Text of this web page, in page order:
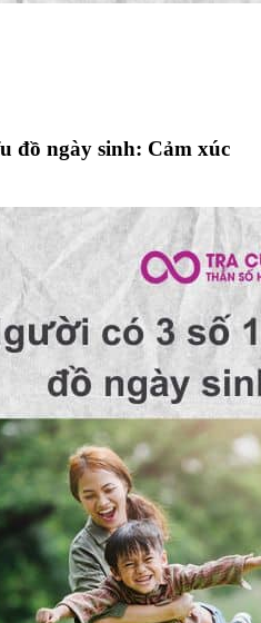
đồ ngày sinh: Cảm xúc